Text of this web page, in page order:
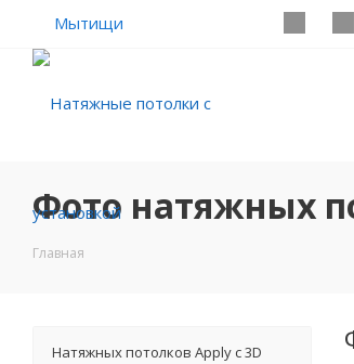
Мытищи
Фото натяжных
Главная
Натяжных потолков Apply с 3D